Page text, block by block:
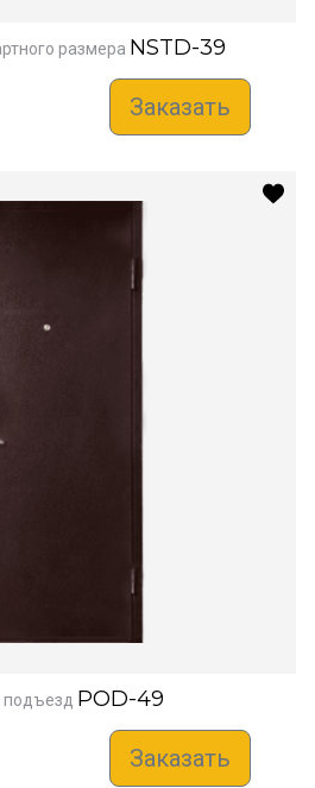
размера NSTD-39
Заказать
POD-49
Заказать